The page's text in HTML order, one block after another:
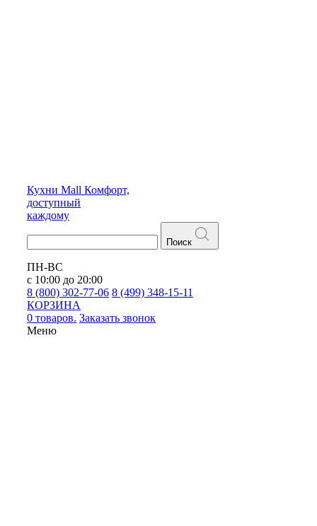
Кухни Mall Комфорт,
доступный
каждому
Поиск
ПН-ВС
с 10:00 до 20:00
8 (800) 302-77-06 8 (499) 348-15-11
КОРЗИНА
0 товаров. Заказать звонок
Меню